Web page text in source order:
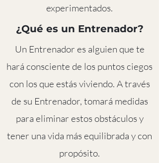
experimentados.
¿Qué es un Entrenador?
Un Entrenador es alguien que te
hará consciente de los puntos ciegos
con los que estás viviendo. A través
de su Entrenador, tomará medidas
para eliminar estos obstáculos y
tener una vida más equilibrada y con
propósito.